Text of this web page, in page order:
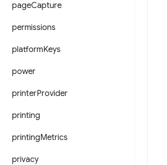
pageCapture
permissions
platformKeys
power
printerProvider
printing
printingMetrics
privacy